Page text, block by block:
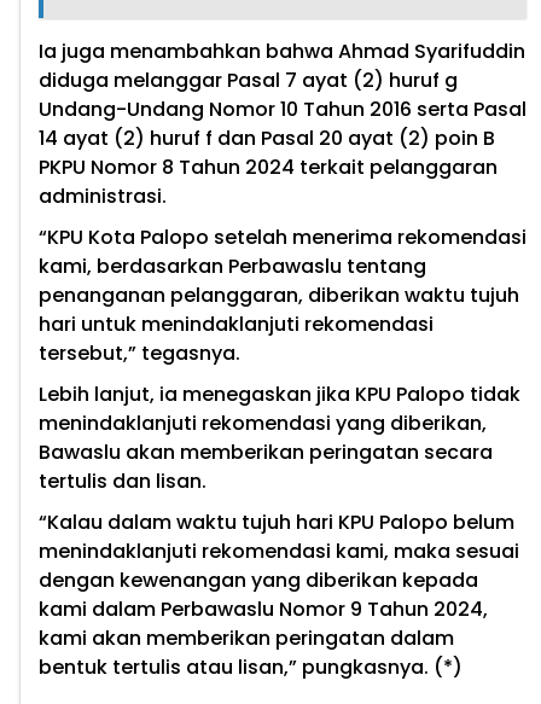
Ia juga menambahkan bahwa Ahmad Syarifuddin
diduga melanggar Pasal 7 ayat (2) huruf g
Undang-Undang Nomor 10 Tahun 2016 serta Pasal
14 ayat (2) huruf f dan Pasal 20 ayat (2) poin B
PKPU Nomor 8 Tahun 2024 terkait pelanggaran
administrasi.
“KPU Kota Palopo setelah menerima rekomendasi
kami, berdasarkan Perbawaslu tentang
penanganan pelanggaran, diberikan waktu tujuh
hari untuk menindaklanjuti rekomendasi
tersebut,” tegasnya.
Lebih lanjut, ia menegaskan jika KPU Palopo tidak
menindaklanjuti rekomendasi yang diberikan,
Bawaslu akan memberikan peringatan secara
tertulis dan lisan.
“Kalau dalam waktu tujuh hari KPU Palopo belum
menindaklanjuti rekomendasi kami, maka sesuai
dengan kewenangan yang diberikan kepada
kami dalam Perbawaslu Nomor 9 Tahun 2024,
kami akan memberikan peringatan dalam
bentuk tertulis atau lisan,” pungkasnya. (*)